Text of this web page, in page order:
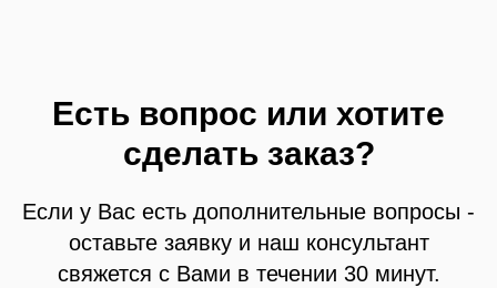
Есть вопрос или хотите
сделать заказ?
Если у Вас есть дополнительные вопросы -
оставьте заявку и наш консультант
свяжется с Вами в течении 30 минут.